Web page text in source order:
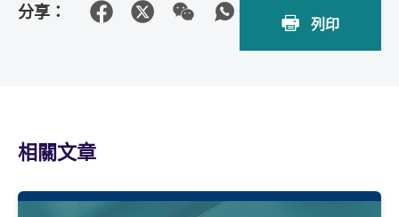
分享：
列印
相關文章